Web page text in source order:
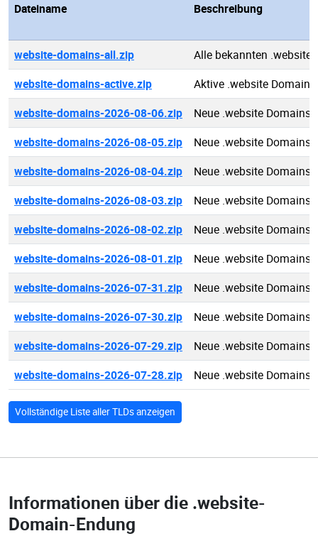
Dateiname Beschreibung
website-domains-all.zip
Alle bekannten .website
website-domains-active.zip
Aktive .website Domains
website-domains-2026-08-06.zip
Neue .website Domains
website-domains-2026-08-05.zip
Neue .website Domains
website-domains-2026-08-04.zip
Neue .website Domains
website-domains-2026-08-03.zip
Neue .website Domains
website-domains-2026-08-02.zip
Neue .website Domains
website-domains-2026-08-01.zip
Neue .website Domains
website-domains-2026-07-31.zip
Neue .website Domains
website-domains-2026-07-30.zip
Neue .website Domains
website-domains-2026-07-29.zip
Neue .website Domains
website-domains-2026-07-28.zip
Neue .website Domains
Vollständige Liste aller TLDs anzeigen
Informationen über die .website-
Domain-Endung